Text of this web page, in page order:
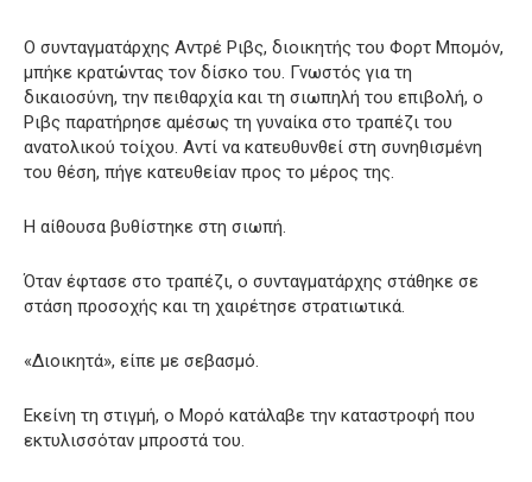
Ο συνταγματάρχης Αντρέ Ριβς, διοικητής του Φορτ Μπομόν,
μπήκε κρατώντας τον δίσκο του. Γνωστός για τη
δικαιοσύνη, την πειθαρχία και τη σιωπηλή του επιβολή, ο
Ριβς παρατήρησε αμέσως τη γυναίκα στο τραπέζι του
ανατολικού τοίχου. Αντί να κατευθυνθεί στη συνηθισμένη
του θέση, πήγε κατευθείαν προς το μέρος της.
Η αίθουσα βυθίστηκε στη σιωπή.
Όταν έφτασε στο τραπέζι, ο συνταγματάρχης στάθηκε σε
στάση προσοχής και τη χαιρέτησε στρατιωτικά.
«Διοικητά», είπε με σεβασμό.
Εκείνη τη στιγμή, ο Μορό κατάλαβε την καταστροφή που
εκτυλισσόταν μπροστά του.